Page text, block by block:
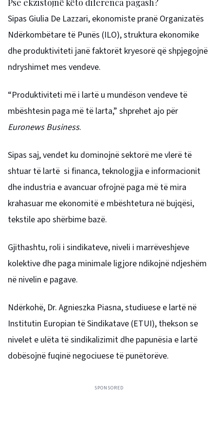
Pse ekzistojnë këto diferenca pagash?
Sipas Giulia De Lazzari, ekonomiste pranë Organizatës
Ndërkombëtare të Punës (ILO), struktura ekonomike
dhe produktiviteti janë faktorët kryesorë që shpjegojnë
ndryshimet mes vendeve.
“Produktiviteti më i lartë u mundëson vendeve të
mbështesin paga më të larta,” shprehet ajo për
Euronews Business.
Sipas saj, vendet ku dominojnë sektorë me vlerë të
shtuar të lartë si financa, teknologjia e informacionit
dhe industria e avancuar ofrojnë paga më të mira
krahasuar me ekonomitë e mbështetura në bujqësi,
tekstile apo shërbime bazë.
Gjithashtu, roli i sindikateve, niveli i marrëveshjeve
kolektive dhe paga minimale ligjore ndikojnë ndjeshëm
në nivelin e pagave.
Ndërkohë, Dr. Agnieszka Piasna, studiuese e lartë në
Institutin Europian të Sindikatave (ETUI), thekson se
nivelet e ulëta të sindikalizimit dhe papunësia e lartë
dobësojnë fuqinë negociuese të punëtorëve.
SPONSORED